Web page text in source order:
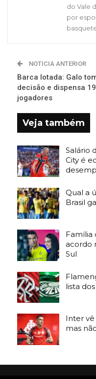
do Vale
por
NOTICIA ANTERIOR
Barca lotada: Galo
decisão e dispensa 19
jogadores
Veja também
Salário
City é
Qual a
Brasil
Família
acordo
Sul
lista
Inter
mas